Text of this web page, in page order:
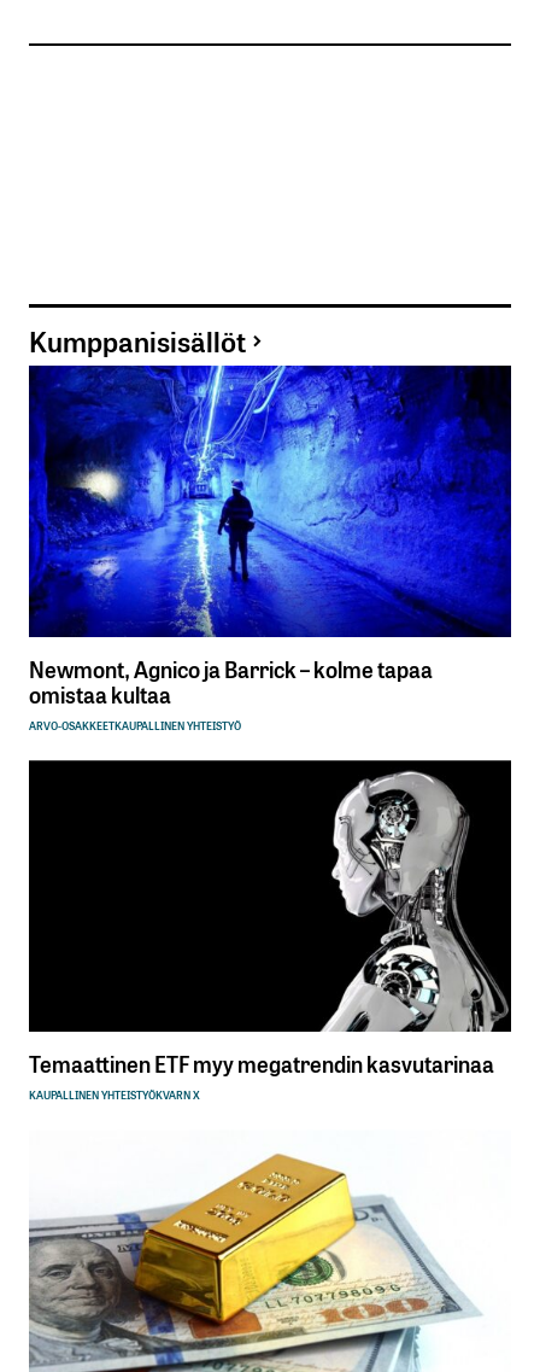
Kumppanisisällöt
Newmont, Agnico ja Barrick – kolme tapaa
omistaa kultaa
ARVO-OSAKKEETKAUPALLINEN YHTEISTYÖ
Temaattinen ETF myy megatrendin kasvutarinaa
KAUPALLINEN YHTEISTYÖKVARN X